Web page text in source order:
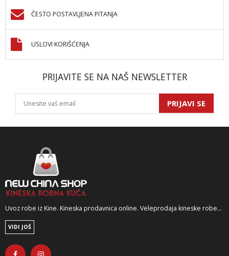
ČESTO POSTAVLJENA PITANJA
USLOVI KORIŠĆENJA
PRIJAVITE SE NA NAŠ NEWSLETTER
PRIJAVI SE
Uvoz robe iz Kine. Kineska prodavnica online. Veleprodaja kineske robe...
VIDI JOŠ